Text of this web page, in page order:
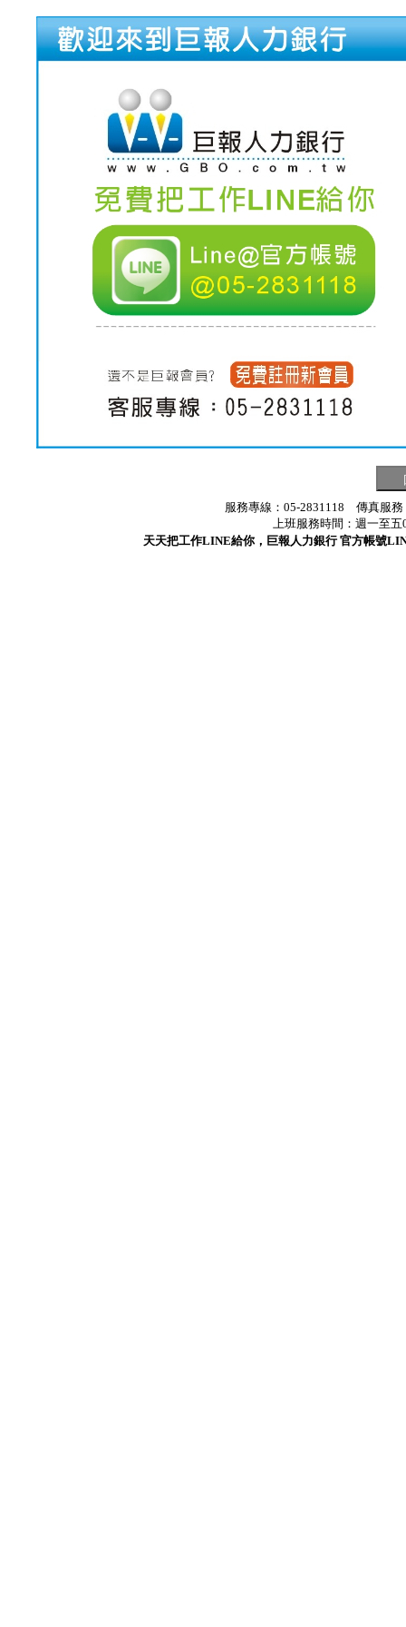
服務專線：05-2831118 傳真服
上班服務時間：週一至
天天把工作LINE給你，巨報人力銀行 官方帳號